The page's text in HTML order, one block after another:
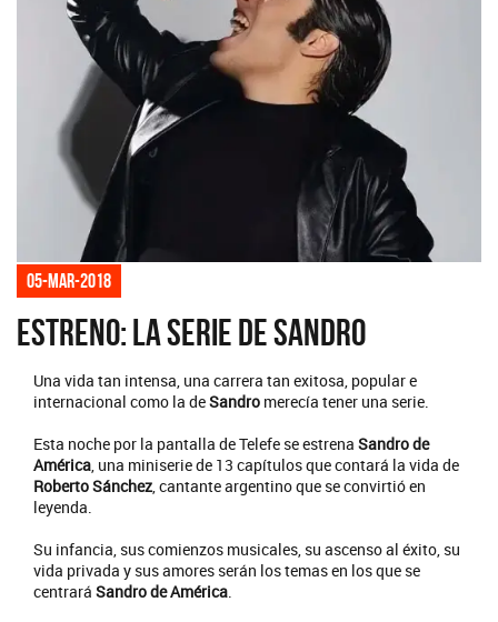
05-mar-2018
Estreno: la serie de Sandro
Una vida tan intensa, una carrera tan exitosa, popular e
internacional como la deSandro merecía tener una serie.
Esta noche por la pantalla de Telefe se estrena Sandro de
América, una miniserie de 13 capítulos que contará la vida de
Roberto Sánchez, cantante argentino que se convirtió en
leyenda.
Su infancia, sus comienzos musicales, su ascenso al éxito, su
vida privada y sus amores serán los temas en los que se
centrará Sandro de América.